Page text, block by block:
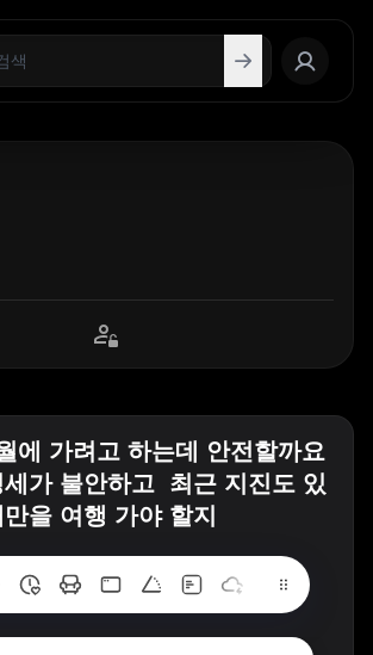
에 가려고 하는데 안전할까요
세가 불안하고 최근 지진도 있
을 여행 가야 할지